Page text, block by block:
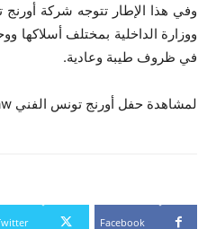
وفي هذا الإطار تتوجه شركة
ووزارة الداخلية بمختلف أسلاكها
في ظروف طيبة وعادية.
لمشاهدة حفل أورنج تونس الفني Yalla Jaw على الرابط التالي:
Facebook